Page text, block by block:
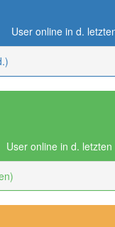
User online in d.
User online in d.